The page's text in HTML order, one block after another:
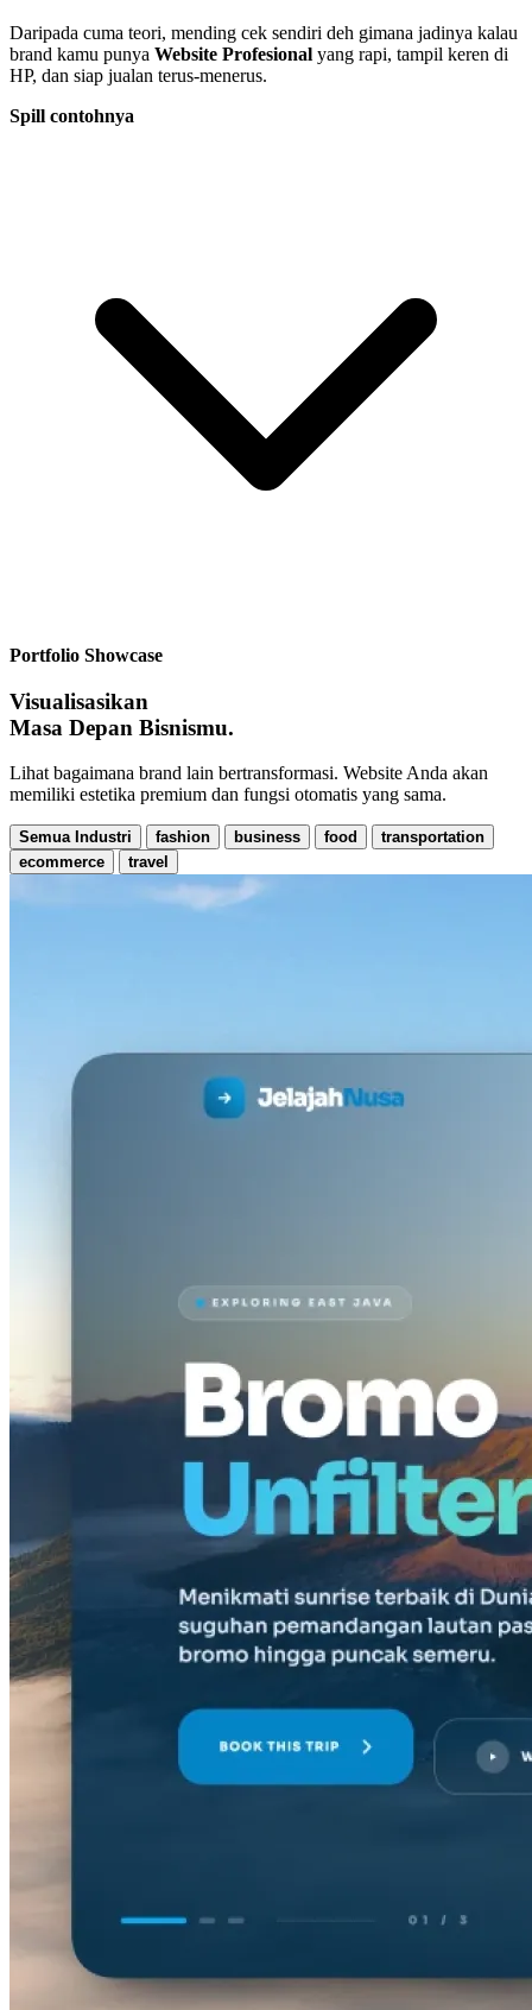
Daripada cuma teori, mending cek sendiri deh gimana jadinya kalau
brand kamu punya Website Profesional yang rapi, tampil keren di
HP, dan siap jualan terus-menerus.
Spill contohnya
Portfolio Showcase
Visualisasikan
Masa Depan Bisnismu.
Lihat bagaimana brand lain bertransformasi. Website Anda akan
memiliki estetika premium dan fungsi otomatis yang sama.
Semua Industri fashion business food
transportation
ecommerce
travel